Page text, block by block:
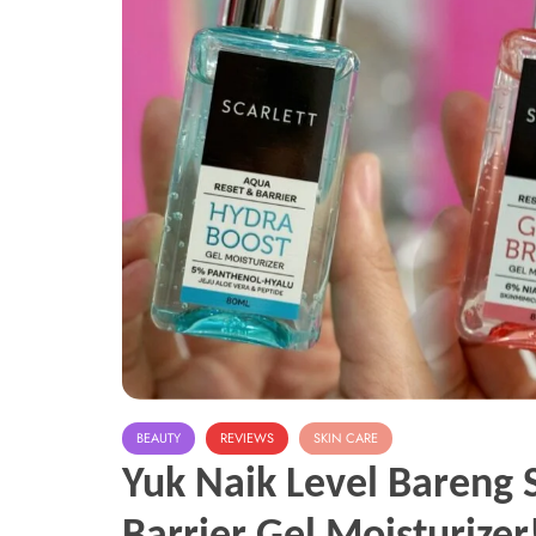
BEAUTY REVIEWS SKIN CARE
Yuk Naik Level Bareng